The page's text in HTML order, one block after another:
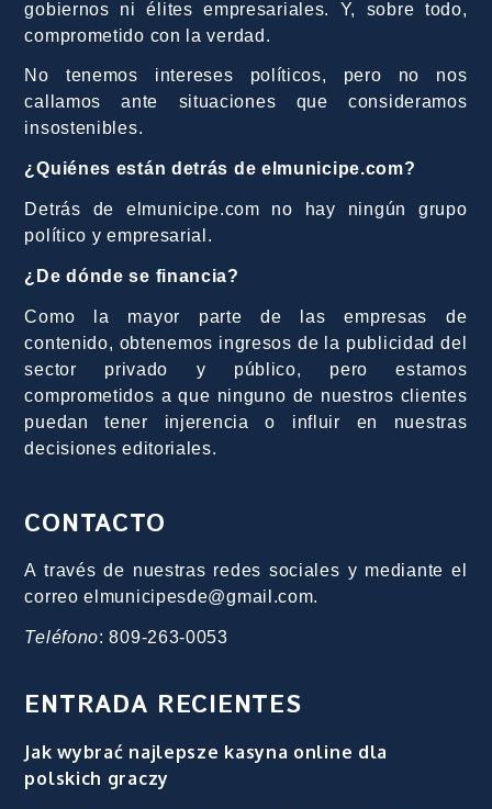
gobiernos ni élites empresariales. Y, sobre todo,
comprometido con la verdad.
No tenemos intereses políticos, pero no nos
callamos ante situaciones que consideramos
insostenibles.
¿Quiénes están detrás de elmunicipe.com?
Detrás de elmunicipe.com no hay ningún grupo
político y empresarial.
¿De dónde se financia?
Como la mayor parte de las empresas de
contenido, obtenemos ingresos de la publicidad del
sector privado y público, pero estamos
comprometidos a que ninguno de nuestros clientes
puedan tener injerencia o influir en nuestras
decisiones editoriales.
CONTACTO
A través de nuestras redes sociales y mediante el
correo elmunicipesde@gmail.com.
Teléfono: 809-263-0053
ENTRADA RECIENTES
Jak wybrać najlepsze kasyna online dla
polskich graczy